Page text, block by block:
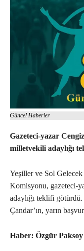
Güncel Haberler
Gazeteci-yazar
milletvekili adaylığı
Yeşiller ve Sol
Komisyonu, gazeteci-
adaylığı teklifi
Çandar’ın, yarın
Haber: Özgür